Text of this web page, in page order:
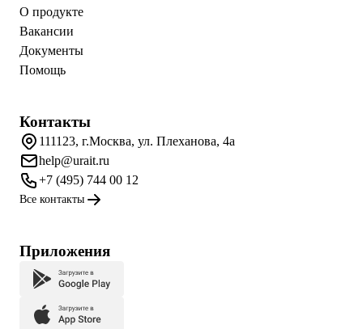
О продукте
Вакансии
Документы
Помощь
Контакты
111123, г.Москва, ул. Плеханова, 4а
help@urait.ru
+7 (495) 744 00 12
Все контакты
Приложения